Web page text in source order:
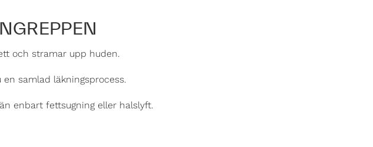
och stramar upp huden.
samlad läkningsprocess.
enbart fettsugning eller halslyft.